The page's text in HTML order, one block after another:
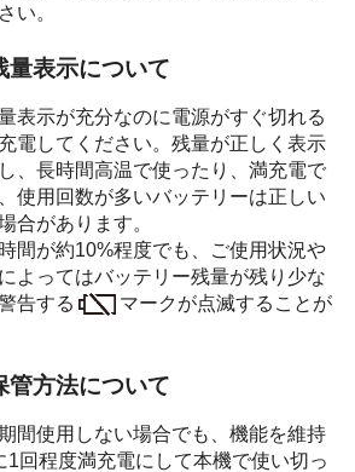
い。
量表示について
表示が充分なのに電源がすぐ切れる
電してください。残量が正しく表示
、長時間高温で使ったり、満充電で
使用回数が多いバッテリーは正しい
合があります。
間が約10%程度でも、ご使用状況や
よってはバッテリー残量が残り少な
告する
マークが点滅することが
管方法について
間使用しない場合でも、機能を維持
1回程度満充電にして本機で使い切っ